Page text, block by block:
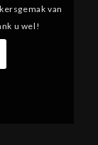
van
u wel!